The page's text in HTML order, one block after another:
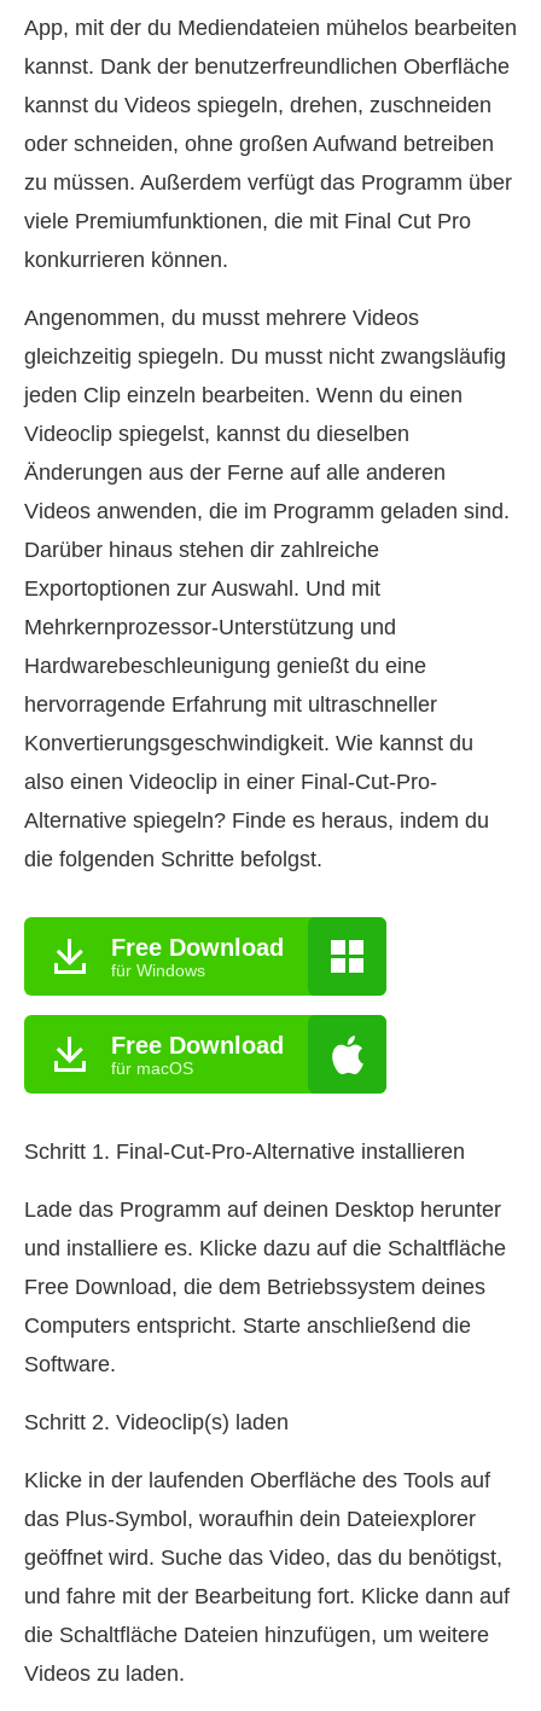
App, mit der du Mediendateien mühelos bearbeiten
kannst. Dank der benutzerfreundlichen Oberfläche
kannst du Videos spiegeln, drehen, zuschneiden
oder schneiden, ohne großen Aufwand betreiben
zu müssen. Außerdem verfügt das Programm über
viele Premiumfunktionen, die mit Final Cut Pro
konkurrieren können.
Angenommen, du musst mehrere Videos
gleichzeitig spiegeln. Du musst nicht zwangsläufig
jeden Clip einzeln bearbeiten. Wenn du einen
Videoclip spiegelst, kannst du dieselben
Änderungen aus der Ferne auf alle anderen
Videos anwenden, die im Programm geladen sind.
Darüber hinaus stehen dir zahlreiche
Exportoptionen zur Auswahl. Und mit
Mehrkernprozessor-Unterstützung und
Hardwarebeschleunigung genießt du eine
hervorragende Erfahrung mit ultraschneller
Konvertierungsgeschwindigkeit. Wie kannst du
also einen Videoclip in einer Final-Cut-Pro-
Alternative spiegeln? Finde es heraus, indem du
die folgenden Schritte befolgst.
Free Download
für Windows
Free Download
für macOS
Schritt 1. Final-Cut-Pro-Alternative installieren
Lade das Programm auf deinen Desktop herunter
und installiere es. Klicke dazu auf die Schaltfläche
Free Download, die dem Betriebssystem deines
Computers entspricht. Starte anschließend die
Software.
Schritt 2. Videoclip(s) laden
Klicke in der laufenden Oberfläche des Tools auf
das Plus-Symbol, woraufhin dein Dateiexplorer
geöffnet wird. Suche das Video, das du benötigst,
und fahre mit der Bearbeitung fort. Klicke dann auf
die Schaltfläche Dateien hinzufügen, um weitere
Videos zu laden.